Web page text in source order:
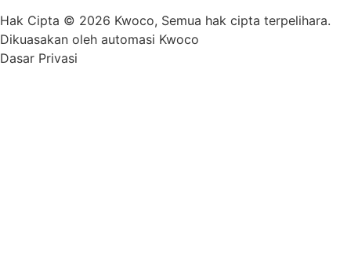
Hak Cipta © 2026 Kwoco, Semua hak cipta terpelihara.
Dikuasakan oleh automasi Kwoco
Dasar Privasi